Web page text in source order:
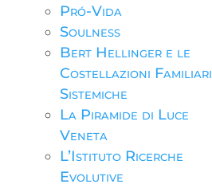
Pró-Vida
Soulness
Bert Hellinger e le
Costellazioni Familiari
Sistemiche
La Piramide di Luce
Veneta
L’Istituto Ricerche
Evolutive